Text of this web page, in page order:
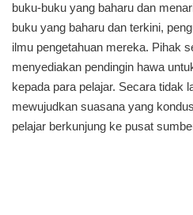
buku-buku yang baharu dan
buku yang baharu dan terkini,
ilmu pengetahuan mereka. Pihak
menyediakan pendingin hawa
kepada para pelajar. Secara tidak
mewujudkan suasana yang
pelajar berkunjung ke pusat